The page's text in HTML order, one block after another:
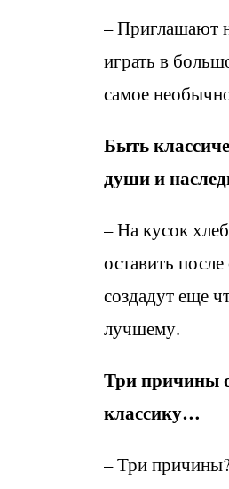
– Приглашают
играть в
самое
Быть
души и
– На кусок
оставить
создадут еще
лучшему.
Три причины
классику…
– Три